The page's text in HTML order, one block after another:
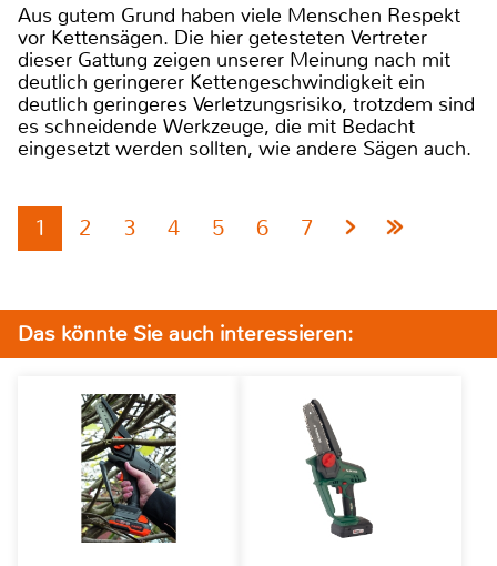
Aus gutem Grund haben viele Menschen Respekt
vor Kettensägen. Die hier getesteten Vertreter
dieser Gattung zeigen unserer Meinung nach mit
deutlich geringerer Kettengeschwindigkeit ein
deutlich geringeres Verletzungsrisiko, trotzdem sind
es schneidende Werkzeuge, die mit Bedacht
eingesetzt werden sollten, wie andere Sägen auch.
1 2 3 4 5 6 7
Das könnte Sie auch interessieren: